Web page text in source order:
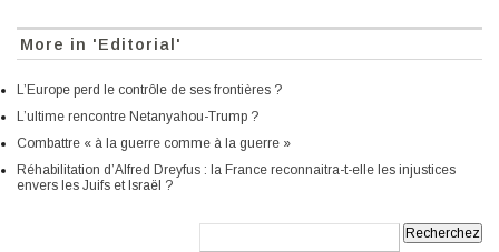
More in 'Editorial'
L’Europe perd le contrôle de ses frontières ?
L’ultime rencontre Netanyahou-Trump ?
Combattre « à la guerre comme à la guerre »
Réhabilitation d’Alfred Dreyfus : la France reconnaitra-t-elle les injustices
envers les Juifs et Israël ?